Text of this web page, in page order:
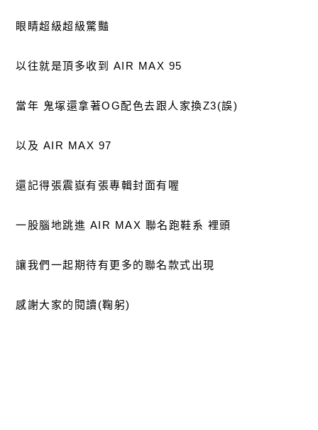
眼睛超級超級驚豔
以往就是頂多收到 AIR MAX 95
當年 鬼塚還拿著OG配色去跟人家換Z3(誤)
以及 AIR MAX 97
還記得張震嶽有張專輯封面有喔
一股腦地跳進 AIR MAX 聯名跑鞋系 裡頭
讓我們一起期待有更多的聯名款式出現
感謝大家的閱讀(鞠躬)